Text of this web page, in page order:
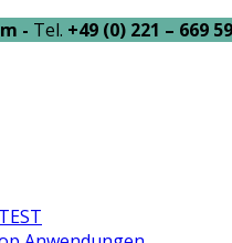
- Tel. +49 (0) 221 – 669